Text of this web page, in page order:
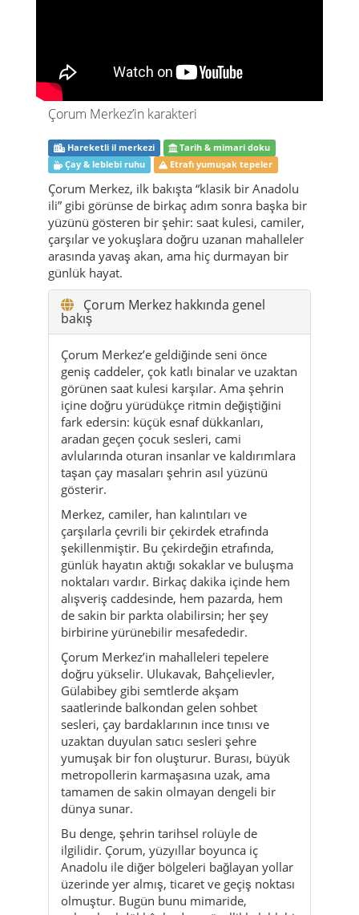
Çorum Merkez’in karakteri
Hareketli il merkezi
Tarih & mimari doku
Çay & leblebi ruhu
Etrafı yumuşak tepeler
Çorum Merkez, ilk bakışta “klasik bir Anadolu
ili” gibi görünse de birkaç adım sonra başka bir
yüzünü gösteren bir şehir: saat kulesi, camiler,
çarşılar ve yokuşlara doğru uzanan mahalleler
arasında yavaş akan, ama hiç durmayan bir
günlük hayat.
Çorum Merkez hakkında genel
bakış
Çorum Merkez’e geldiğinde seni önce
geniş caddeler, çok katlı binalar ve uzaktan
görünen saat kulesi karşılar. Ama şehrin
içine doğru yürüdükçe ritmin değiştiğini
fark edersin: küçük esnaf dükkanları,
aradan geçen çocuk sesleri, cami
avlularında oturan insanlar ve kaldırımlara
taşan çay masaları şehrin asıl yüzünü
gösterir.
Merkez, camiler, han kalıntıları ve
çarşılarla çevrili bir çekirdek etrafında
şekillenmiştir. Bu çekirdeğin etrafında,
günlük hayatın aktığı sokaklar ve buluşma
noktaları vardır. Birkaç dakika içinde hem
alışveriş caddesinde, hem pazarda, hem
de sakin bir parkta olabilirsin; her şey
birbirine yürünebilir mesafededir.
Çorum Merkez’in mahalleleri tepelere
doğru yükselir. Ulukavak, Bahçelievler,
Gülabibey gibi semtlerde akşam
saatlerinde balkondan gelen sohbet
sesleri, çay bardaklarının ince tınısı ve
uzaktan duyulan satıcı sesleri şehre
yumuşak bir fon oluşturur. Burası, büyük
metropollerin karmaşasına uzak, ama
tamamen de sakin olmayan dengeli bir
dünya sunar.
Bu denge, şehrin tarihsel rolüyle de
ilgilidir. Çorum, yüzyıllar boyunca iç
Anadolu ile diğer bölgeleri bağlayan yollar
üzerinde yer almış, ticaret ve geçiş noktası
olmuştur. Bugün bunu mimaride,